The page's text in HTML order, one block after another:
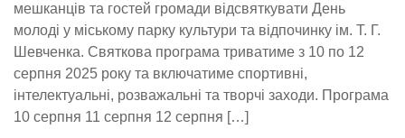
мешканців та гостей громади відсвяткувати День
молоді у міському парку культури та відпочинку ім. Т. Г.
Шевченка. Святкова програма триватиме з 10 по 12
серпня 2025 року та включатиме спортивні,
інтелектуальні, розважальні та творчі заходи. Програма
10 серпня 11 серпня 12 серпня […]